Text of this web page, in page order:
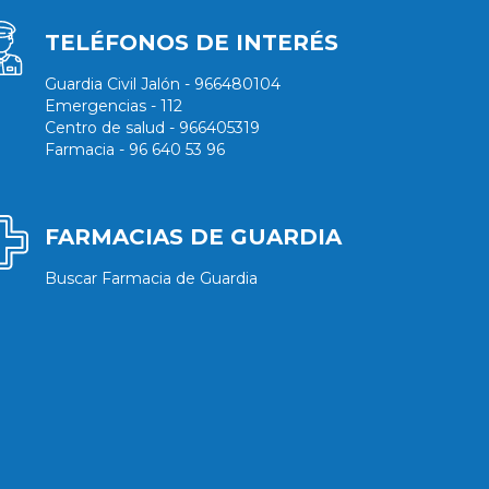
TELÉFONOS DE INTERÉS
Guardia Civil Jalón - 966480104
Emergencias - 112
Centro de salud - 966405319
Farmacia - 96 640 53 96
FARMACIAS DE GUARDIA
Buscar Farmacia de Guardia